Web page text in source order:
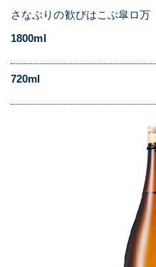
さなぶりの歓びはこぶ皐ロ万
1800ml
720ml